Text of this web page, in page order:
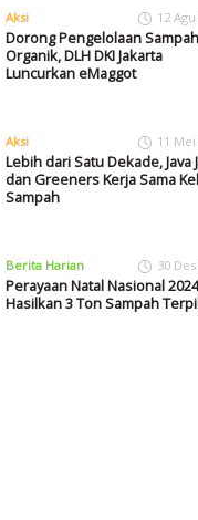
Aksi 12
Dorong Pengelolaan Sampah
Organik, DLH DKI Jakarta
Luncurkan eMaggot
Aksi 11 Mei
Lebih dari Satu Dekade, Java
dan Greeners Kerja Sama
Sampah
Berita Harian 30
Perayaan Natal Nasional 2024
Hasilkan 3 Ton Sampah